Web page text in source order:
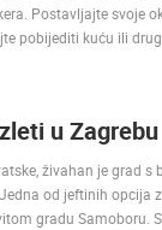
KAMERA
GRADOVI I MJESTA
TRANSPORT I
SVJETSKA BAŠTINA
Postavljajte svoje
pobijediti kuću ili
u Zagrebu
živahan je grad
od jeftinih opcija
gradu Samoboru.